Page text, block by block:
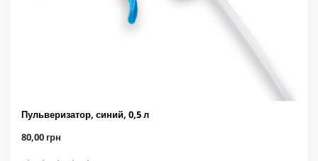
Пульверизатор, синий, 0,5 л
C
80,00 грн